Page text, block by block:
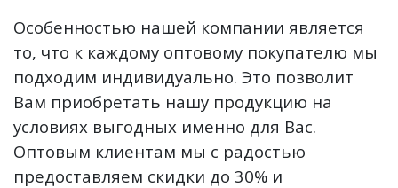
Особенностью нашей компании является
то, что к каждому оптовому покупателю мы
подходим индивидуально. Это позволит
Вам приобретать нашу продукцию на
условиях выгодных именно для Вас.
Оптовым клиентам мы с радостью
предоставляем скидки до 30% и